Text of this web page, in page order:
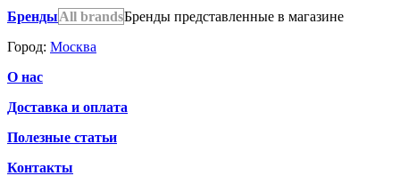
БрендыAll brandsБренды представленные в магазине
Город: Москва
О нас
Доставка и оплата
Полезные статьи
Контакты